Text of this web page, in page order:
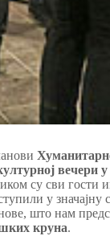
вечери
су сви гости
у
што нам
круна.